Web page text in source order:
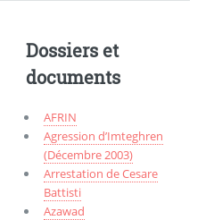
Dossiers et
documents
AFRIN
Agression d’Imteghren
(Décembre 2003)
Arrestation de Cesare
Battisti
Azawad